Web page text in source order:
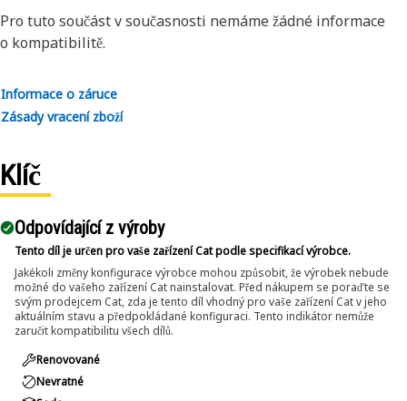
Pro tuto součást v současnosti nemáme žádné informace
o kompatibilitě.
Informace o záruce
Zásady vracení zboží
Klíč
Odpovídající z výroby
Tento díl je určen pro vaše zařízení Cat podle specifikací výrobce.
Jakékoli změny konfigurace výrobce mohou způsobit, že výrobek nebude
možné do vašeho zařízení Cat nainstalovat. Před nákupem se poraďte se
svým prodejcem Cat, zda je tento díl vhodný pro vaše zařízení Cat v jeho
aktuálním stavu a předpokládané konfiguraci. Tento indikátor nemůže
zaručit kompatibilitu všech dílů.
Renovované
Nevratné